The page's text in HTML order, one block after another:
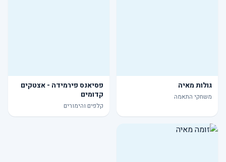
גולות מאיה
משחקי התאמה
פסיאנס פירמידה - אצטקים
קדומים
קלפים והימורים